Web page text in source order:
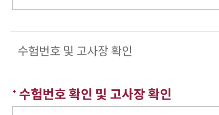
수험번호 및 고사장 확인
수험번호 확인 및 고사장 확인